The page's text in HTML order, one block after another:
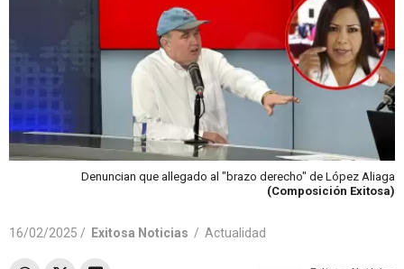
Denuncian que allegado al "brazo derecho" de López Aliaga
(Composición Exitosa)
16/02/2025 / Exitosa Noticias / Actualidad